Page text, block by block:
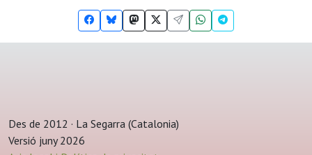
Des de 2012 · La Segarra (Catalonia)
Versió juny 2026